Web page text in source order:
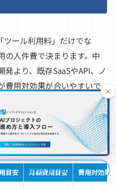
ツール利用料」だけでな
の人件費で決まります。中
より、既存SaaSやAPI、ノ
費用対効果が合いやすいで
額を比較し、月次の回収見
成金の対象になるケースも
判断します。ここでは、単
も整理します。
目安 月額費用目安
費用対効果
×
資料を受け取る